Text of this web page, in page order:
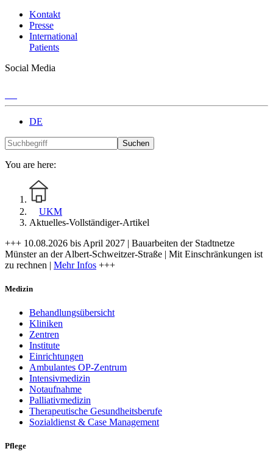
Kontakt
Presse
International
Patients
Social Media
DE
Suchen
You are here:
UKM
Aktuelles-Vollständiger-Artikel
+++ 10.08.2026 bis April 2027 | Bauarbeiten der Stadtnetze
Münster an der Albert-Schweitzer-Straße | Mit Einschränkungen ist
zu rechnen | Mehr Infos +++
Medizin
Behandlungsübersicht
Kliniken
Zentren
Institute
Einrichtungen
Ambulantes OP-Zentrum
Intensivmedizin
Notaufnahme
Palliativmedizin
Therapeutische Gesundheitsberufe
Sozialdienst & Case Management
Pflege